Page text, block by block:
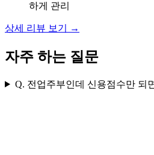
하게 관리
상세 리뷰 보기 →
자주 하는 질문
Q. 전업주부인데 신용점수만 되